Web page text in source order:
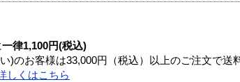
一律1,100円(税込)
)のお客様は33,000円（税込）以上のご注文で送
しくはこちら